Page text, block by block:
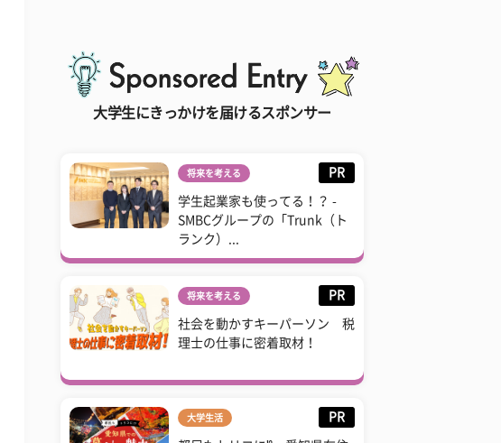
大学生にきっかけを届けるスポンサー
将来を考える PR
学生起業家も使ってる！？ -
SMBCグループの「Trunk（ト
ランク）...
将来を考える PR
社会を動かすキーパーソン 税
理士の仕事に密着取材！
大学生活 PR